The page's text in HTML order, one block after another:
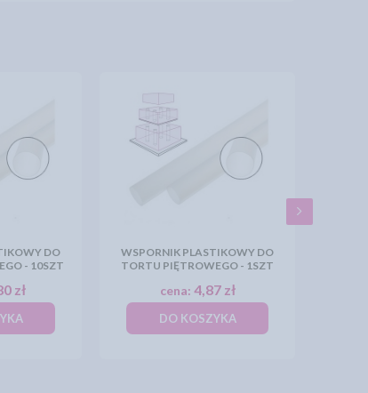
DO
- 10SZT
zł
WSPORNIK PLASTIKOWY DO
TORTU PIĘTROWEGO - 1SZT
cena: 4,87 zł
DO KOSZYKA